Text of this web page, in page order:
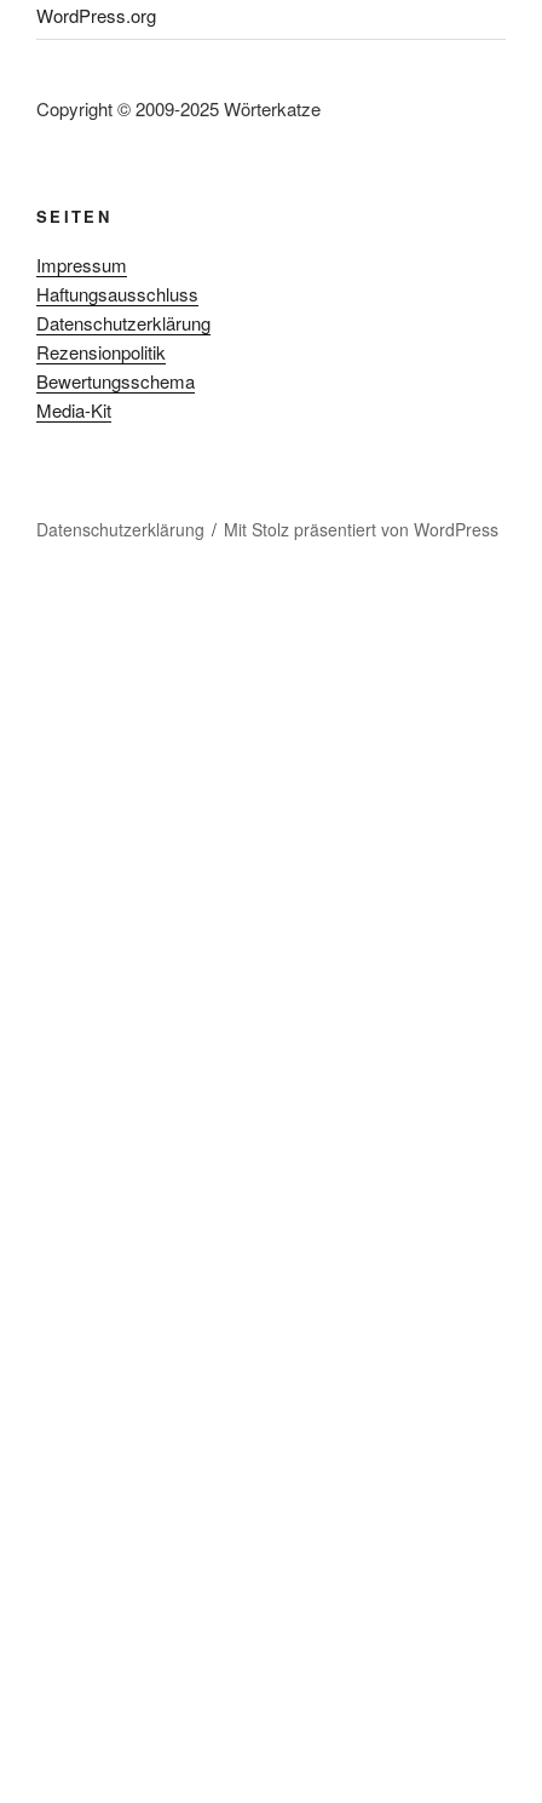
WordPress.org
Copyright © 2009-2025 Wörterkatze
SEITEN
Impressum
Haftungsausschluss
Datenschutzerklärung
Rezensionpolitik
Bewertungsschema
Media-Kit
Datenschutzerklärung Mit Stolz präsentiert von WordPress